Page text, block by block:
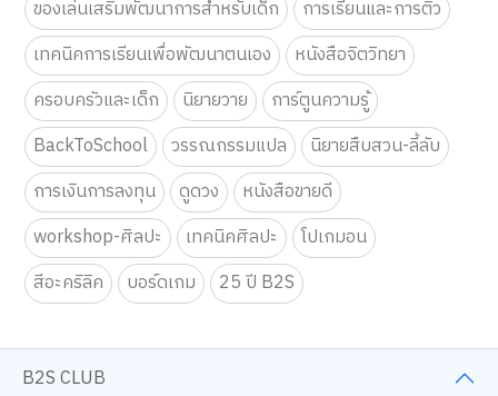
ของเล่นเสริมพัฒนาการสำหรับเด็ก
การเรียนและการติว
เทคนิคการเรียนเพื่อพัฒนาตนเอง
หนังสือจิตวิทยา
ครอบครัวและเด็ก
นิยายวาย
การ์ตูนความรู้
BackToSchool
วรรณกรรมแปล
นิยายสืบสวน-ลี้ลับ
การเงินการลงทุน
ดูดวง
หนังสือขายดี
workshop-ศิลปะ
เทคนิคศิลปะ
โปเกมอน
สีอะคริลิค
บอร์ดเกม 25 ปี B2S
B2S CLUB